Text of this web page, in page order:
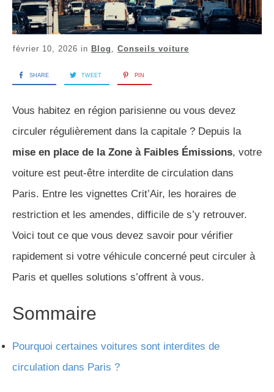
février 10, 2026 in Blog Conseils voiture
SHARE TWEET PIN
Vous habitez en région parisienne ou vous devez
circuler régulièrement dans la capitale ? Depuis la
mise en place de la Zone à Faibles Émissions, votre
voiture est peut-être interdite de circulation dans
Paris. Entre les vignettes Crit’Air, les horaires de
restriction et les amendes, difficile de s’y retrouver.
Voici tout ce que vous devez savoir pour vérifier
rapidement si votre véhicule concerné peut circuler à
Paris et quelles solutions s’offrent à vous.
Sommaire
Pourquoi certaines voitures sont interdites de
circulation dans Paris ?